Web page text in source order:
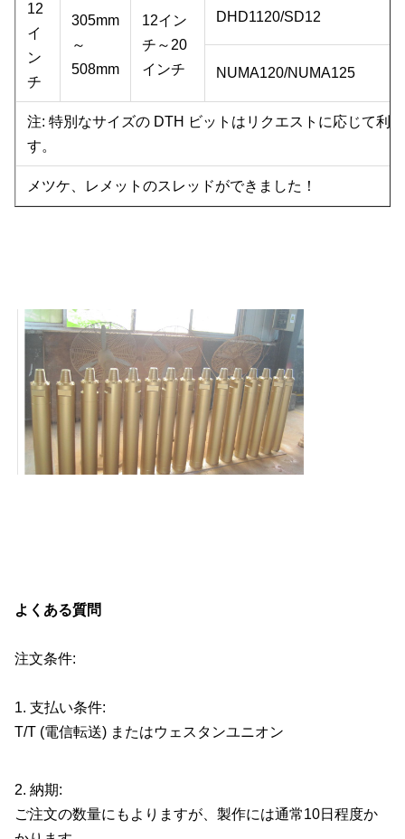
12
イ
ン
チ
305mm
～
508mm
12イン
チ～20
インチ
DHD1120/SD12
NUMA120/NUMA125
注: 特別なサイズの DTH ビットはリクエストに応じて利
す。
メツケ、レメットのスレッドができました！
よくある質問
注文条件:
1. 支払い条件:
T/T (電信転送) またはウェスタンユニオン
2. 納期:
ご注文の数量にもよりますが、製作には通常10日程度か